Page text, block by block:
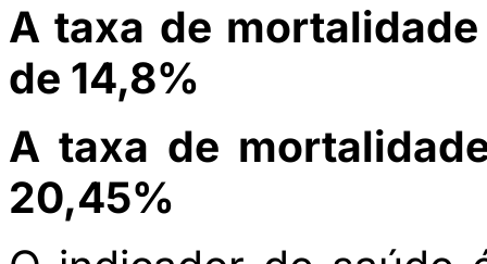
A taxa de
de 14,8%
A taxa de
20,45%